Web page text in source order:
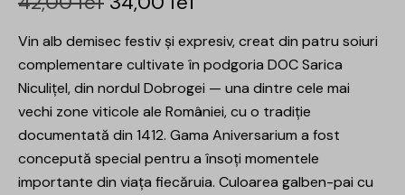
Vin alb demisec festiv și expresiv, creat din patru soiuri
complementare cultivate în podgoria DOC Sarica
Niculițel, din nordul Dobrogei — una dintre cele mai
vechi zone viticole ale României, cu o tradiție
documentată din 1412. Gama Aniversarium a fost
concepută special pentru a însoți momentele
importante din viața fiecăruia. Culoarea galben-pai cu